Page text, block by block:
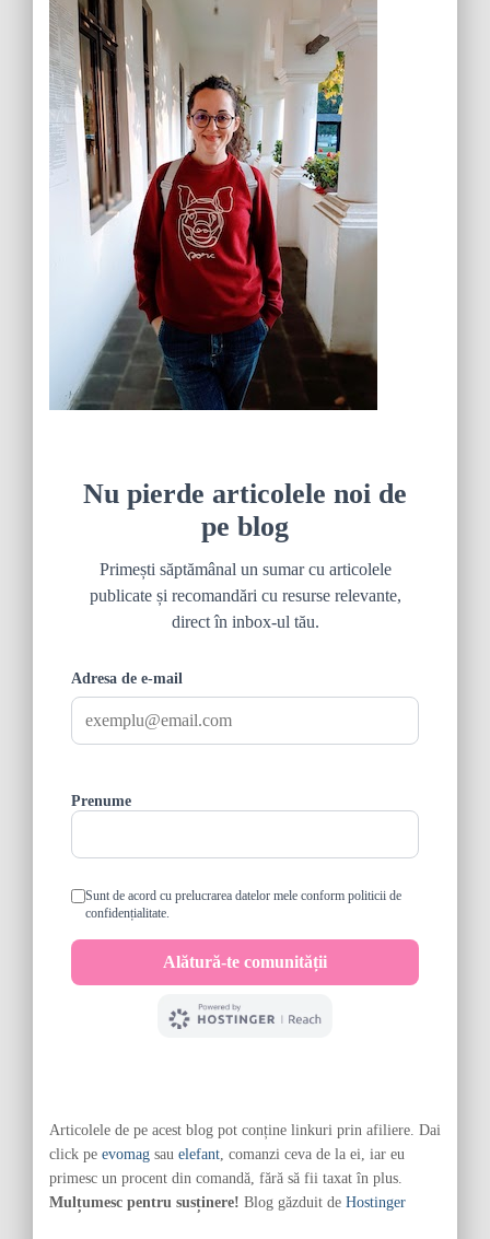
Articolele de pe acest blog pot conține linkuri prin afiliere. Dai
click pe evomag sau elefant, comanzi ceva de la ei, iar eu
primesc un procent din comandă, fără să fii taxat în plus.
Mulțumesc pentru susținere! Blog găzduit de Hostinger